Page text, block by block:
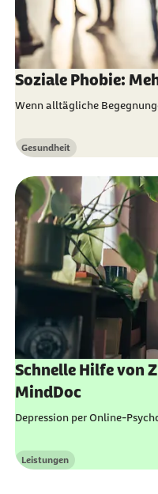
Soziale Phobie:
Wenn alltägliche
Kategorie
Gesundheit
Schnelle Hilfe von
MindDoc
Depression per Online-
Kategorie
Leistungen